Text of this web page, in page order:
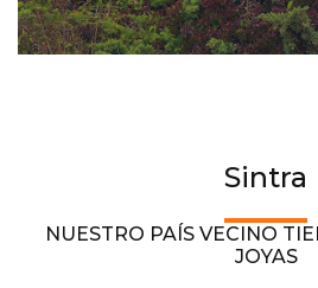
Sintra
NUESTRO PAÍS VECINO
JOYAS